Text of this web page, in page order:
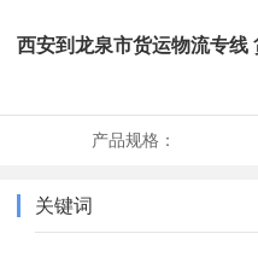
西安到龙泉市货运物流专线
产品规格：
关键词